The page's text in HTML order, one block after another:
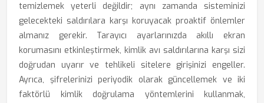
temizlemek yeterli değildir; aynı zamanda sisteminizi
gelecekteki saldırılara karşı koruyacak proaktif önlemler
almanız gerekir. Tarayıcı ayarlarınızda akıllı ekran
korumasını etkinleştirmek, kimlik avı saldırılarına karşı sizi
doğrudan uyarır ve tehlikeli sitelere girişinizi engeller.
Ayrıca, şifrelerinizi periyodik olarak güncellemek ve iki
faktörlü kimlik doğrulama yöntemlerini kullanmak,